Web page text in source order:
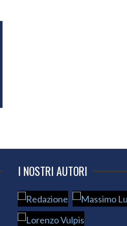
I NOSTRI AUTORI